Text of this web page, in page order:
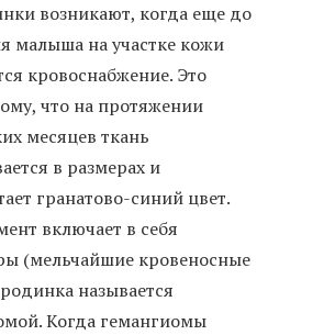
возникают, когда еще до
малыша на участке кожи
кровоснабжение. Это
что на протяжении
месяцев ткань
в размерах и
гранатово-синий цвет.
включает в себя
(мельчайшие кровеносные
называется
Когда гемангиомы